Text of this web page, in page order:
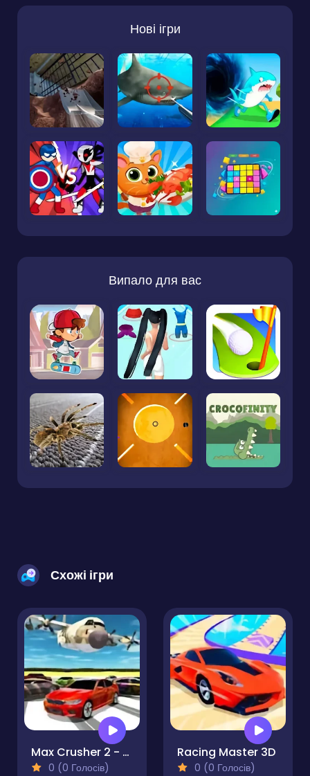
Нові ігри
Випало для вас
Схожі ігри
Max Crusher 2 - Destruction Drift and Racing!
0 (0 Голосів)
Racing Master 3D
0 (0 Голосів)